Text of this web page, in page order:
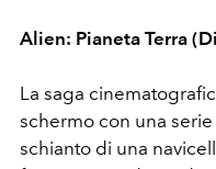
Alien: Pianeta Terra
La saga
schermo con una
schianto di una